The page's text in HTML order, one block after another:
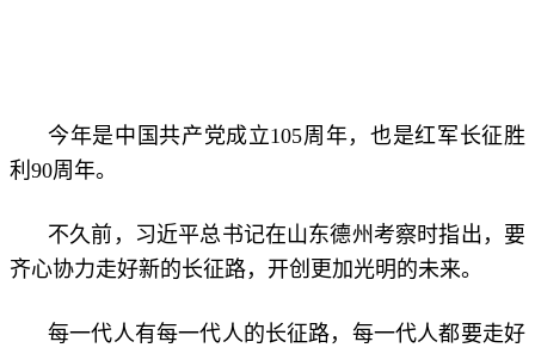
今年是中国共产党成立105周年，也是红军长征胜
利90周年。
不久前，习近平总书记在山东德州考察时指出，要
齐心协力走好新的长征路，开创更加光明的未来。
每一代人有每一代人的长征路，每一代人都要走好